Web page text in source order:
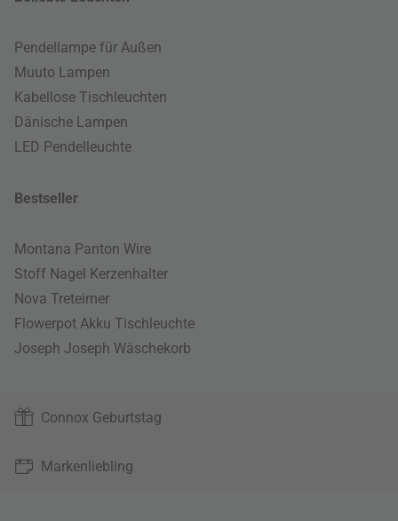
Pendellampe für Außen
Muuto Lampen
Kabellose Tischleuchten
Dänische Lampen
LED Pendelleuchte
Bestseller
Montana Panton Wire
Stoff Nagel Kerzenhalter
Nova Treteimer
Flowerpot Akku Tischleuchte
Joseph Joseph Wäschekorb
Connox Geburtstag
Markenliebling